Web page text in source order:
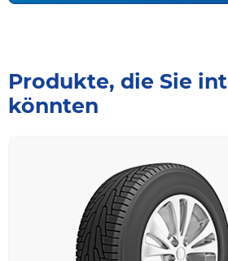
Produkte, die Sie
könnten